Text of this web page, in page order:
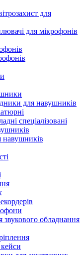
для
для мікрофонів
для навушників
спеціалізовані
навушників
звукового обладнання
кейси